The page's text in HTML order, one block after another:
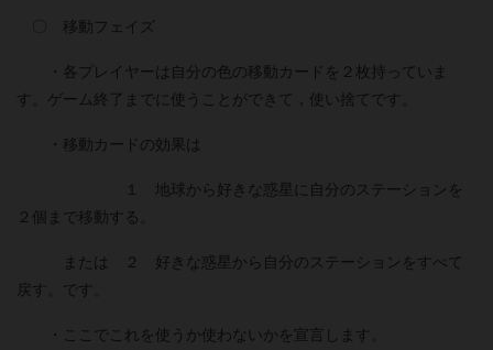
〇 移動フェイズ
・各プレイヤーは自分の色の移動カードを２枚持っていま
す。ゲーム終了までに使うことができて，使い捨てです。
・移動カードの効果は
１ 地球から好きな惑星に自分のステーションを
２個まで移動する。
または ２ 好きな惑星から自分のステーションをすべて
戻す。です。
・ここでこれを使うか使わないかを宣言します。